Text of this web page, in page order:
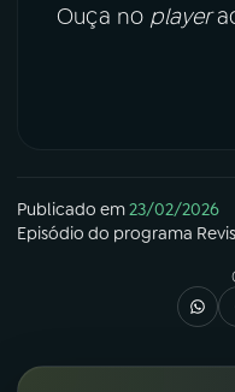
Ouça no player
Publicado em23/02/2026
Episódio do programa